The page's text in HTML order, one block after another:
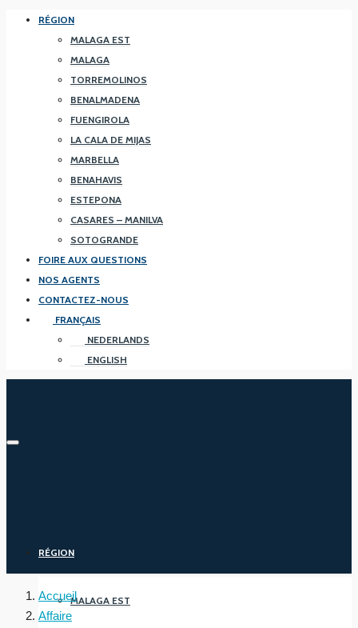
RÉGION
MALAGA EST
MALAGA
TORREMOLINOS
BENALMADENA
FUENGIROLA
LA CALA DE MIJAS
MARBELLA
BENAHAVIS
ESTEPONA
CASARES – MANILVA
SOTOGRANDE
FOIRE AUX QUESTIONS
NOS AGENTS
CONTACTEZ-NOUS
FRANÇAIS
NEDERLANDS
ENGLISH
RÉGION
MALAGA EST
Accueil
Affaire